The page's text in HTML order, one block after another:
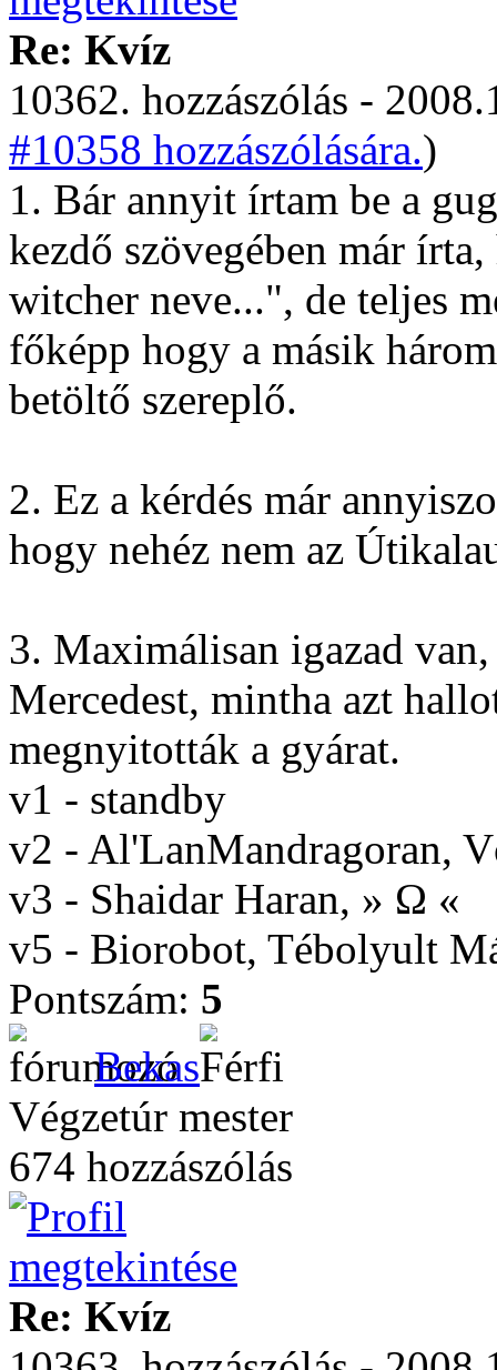
Re: Kvíz
10362. hozzászólás -
#10358 hozzászólására.)
1. Bár annyit írtam be a
kezdő szövegében már
witcher neve...", de teljes
főképp hogy a másik
betöltő szereplő.
2. Ez a kérdés már
hogy nehéz nem az
3. Maximálisan igazad
Mercedest, mintha azt
megnyitották a gyárat.
v1 - standby
v2 - Al'LanMandragoran,
v3 - Shaidar Haran, » Ω «
v5 - Biorobot, Tébolyult
Pontszám: 5
Bekas
Végzetúr mester
674 hozzászólás
Re: Kvíz